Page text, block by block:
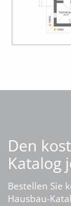
Den
Katalog
Bestellen Sie
Hausbau-